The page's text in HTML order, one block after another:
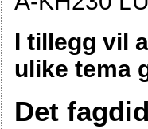
I tillegg vil
ulike tema
Det